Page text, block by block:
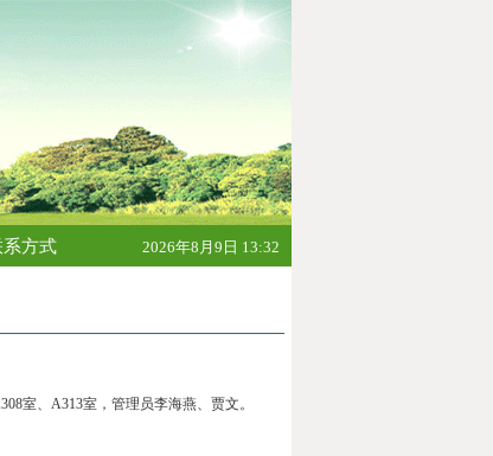
系方式 2026年8月9日 13:32
室、 A313室，管理员李海燕、贾文。